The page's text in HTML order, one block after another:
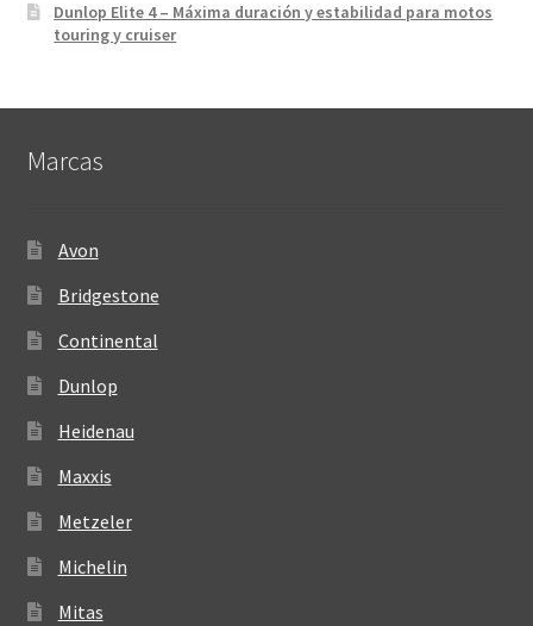
Dunlop Elite 4 – Máxima duración y estabilidad para motos
touring y cruiser
Marcas
Avon
Bridgestone
Continental
Dunlop
Heidenau
Maxxis
Metzeler
Michelin
Mitas